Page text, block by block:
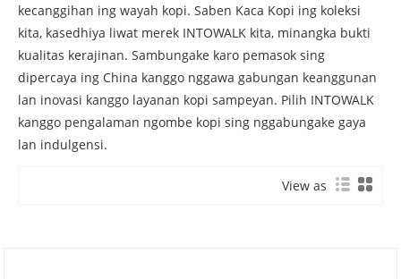
kecanggihan ing wayah kopi. Saben Kaca Kopi ing koleksi
kita, kasedhiya liwat merek INTOWALK kita, minangka bukti
kualitas kerajinan. Sambungake karo pemasok sing
dipercaya ing China kanggo nggawa gabungan keanggunan
lan inovasi kanggo layanan kopi sampeyan. Pilih INTOWALK
kanggo pengalaman ngombe kopi sing nggabungake gaya
lan indulgensi.
View as